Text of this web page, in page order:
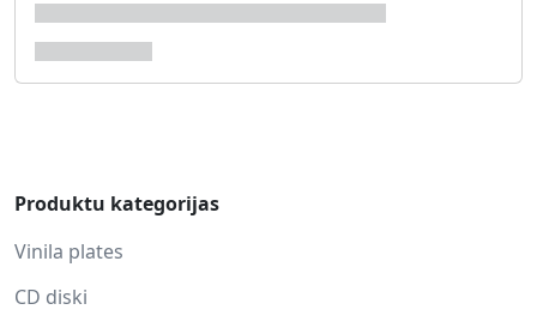
Produktu kategorijas
Vinila plates
CD diski